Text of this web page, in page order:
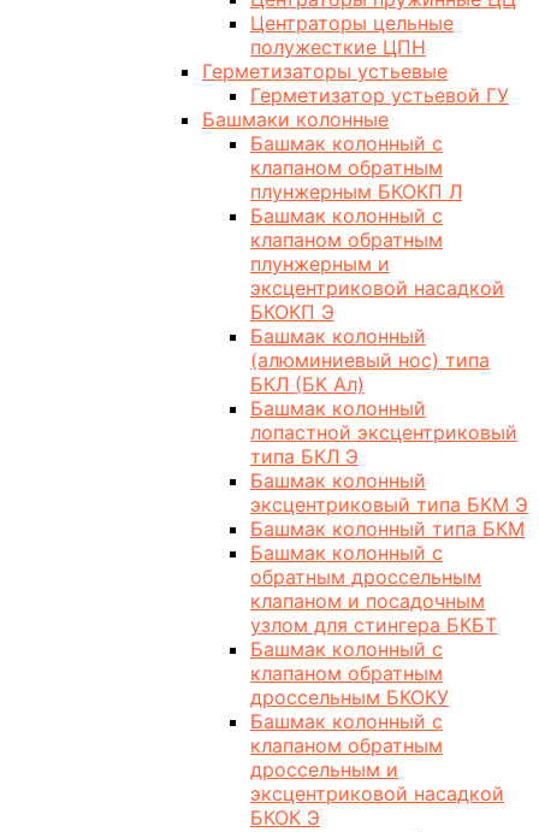
Центраторы цельные
полужесткие ЦПН
Герметизаторы устьевые
Герметизатор устьевой ГУ
Башмаки колонные
Башмак колонный с
клапаном обратным
плунжерным БКОКП Л
Башмак колонный с
клапаном обратным
плунжерным и
эксцентриковой насадкой
БКОКП Э
Башмак колонный
(алюминиевый нос) типа
БКЛ (БК Ал)
Башмак колонный
лопастной эксцентриковый
типа БКЛ Э
Башмак колонный
эксцентриковый типа БКМ Э
Башмак колонный типа БКМ
Башмак колонный с
обратным дроссельным
клапаном и посадочным
узлом для стингера БКБТ
Башмак колонный с
клапаном обратным
дроссельным БКОКУ
Башмак колонный с
клапаном обратным
дроссельным и
эксцентриковой насадкой
БКОК Э